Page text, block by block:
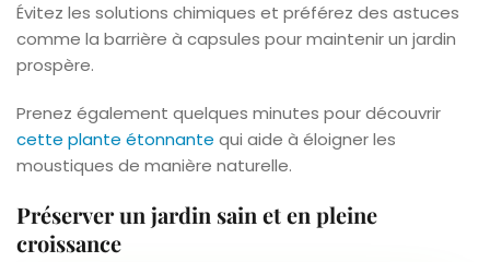
Évitez les solutions chimiques et préférez des astuces
comme la barrière à capsules pour maintenir un jardin
prospère.
Prenez également quelques minutes pour découvrir
cette plante étonnante qui aide à éloigner les
moustiques de manière naturelle.
Préserver un jardin sain et en pleine
croissance